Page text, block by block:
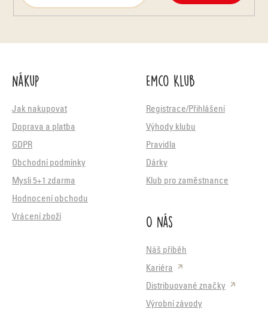
Nákup
Jak nakupovat
Doprava a platba
GDPR
Obchodní podmínky
Mysli 5+1 zdarma
Hodnocení obchodu
Vrácení zboží
Emco Klub
Registrace/Přihlášení
Výhody klubu
Pravidla
Dárky
Klub pro zaměstnance
O nás
Náš příběh
Kariéra
Distribuované značky
Výrobní závody